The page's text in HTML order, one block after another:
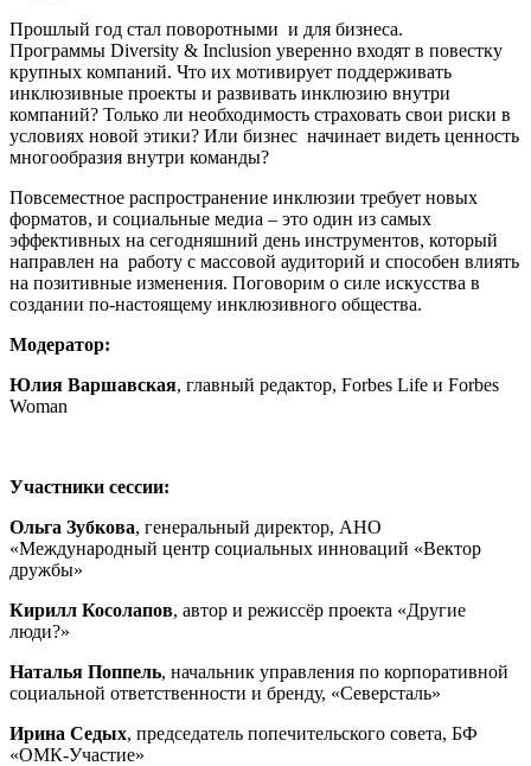
Прошлый год стал поворотными и для бизнеса.
Программы Diversity & Inclusion уверенно входят в повестку
крупных компаний. Что их мотивирует поддерживать
инклюзивные проекты и развивать инклюзию внутри
компаний? Только ли необходимость страховать свои риски в
условиях новой этики? Или бизнес начинает видеть ценность
многообразия внутри команды?
Повсеместное распространение инклюзии требует новых
форматов, и социальные медиа – это один из самых
эффективных на сегодняшний день инструментов, который
направлен на работу с массовой аудиторий и способен влиять
на позитивные изменения. Поговорим о силе искусства в
создании по-настоящему инклюзивного общества.
Модератор:
Юлия Варшавская, главный редактор, Forbes Life и Forbes
Woman
Участники сессии:
Ольга Зубкова, генеральный директор, АНО
«Международный центр социальных инноваций «Вектор
дружбы»
Кирилл Косолапов, автор и режиссёр проекта «Другие
люди?»
Наталья Поппель, начальник управления по корпоративной
социальной ответственности и бренду, «Северсталь»
Ирина Седых, председатель попечительского совета, БФ
«ОМК-Участие»